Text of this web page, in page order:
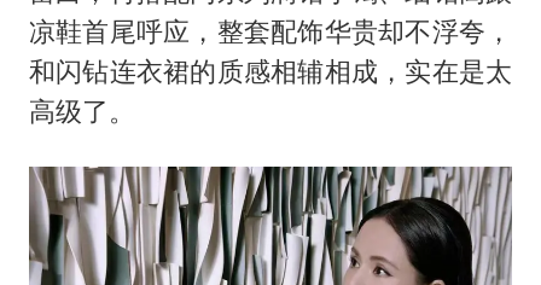
凉鞋首尾呼应，整套配饰华贵却不浮夸，
和闪钻连衣裙的质感相辅相成，实在是太
高级了。